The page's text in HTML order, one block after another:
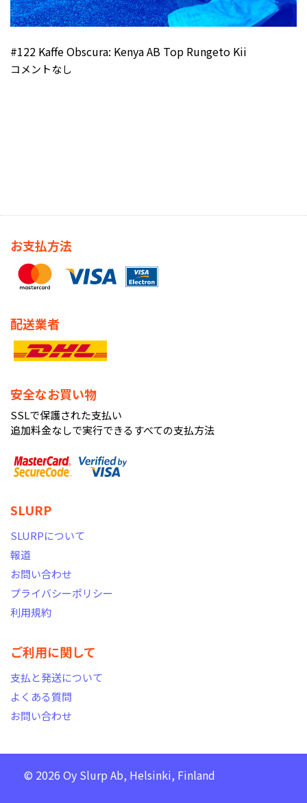
#122 Kaffe Obscura: Kenya AB Top Rungeto Kii
コメントなし
お支払方法
配送業者
安全なお買い物
SSLで保護された支払い
追加料金なしで実行できるすべての支払方法
SLURP
SLURPについて
報道
お問い合わせ
プライバシーポリシー
利用規約
ご利用に関して
支払と発送について
よくある質問
お問い合わせ
© 2026 Oy Slurp Ab, Helsinki, Finland